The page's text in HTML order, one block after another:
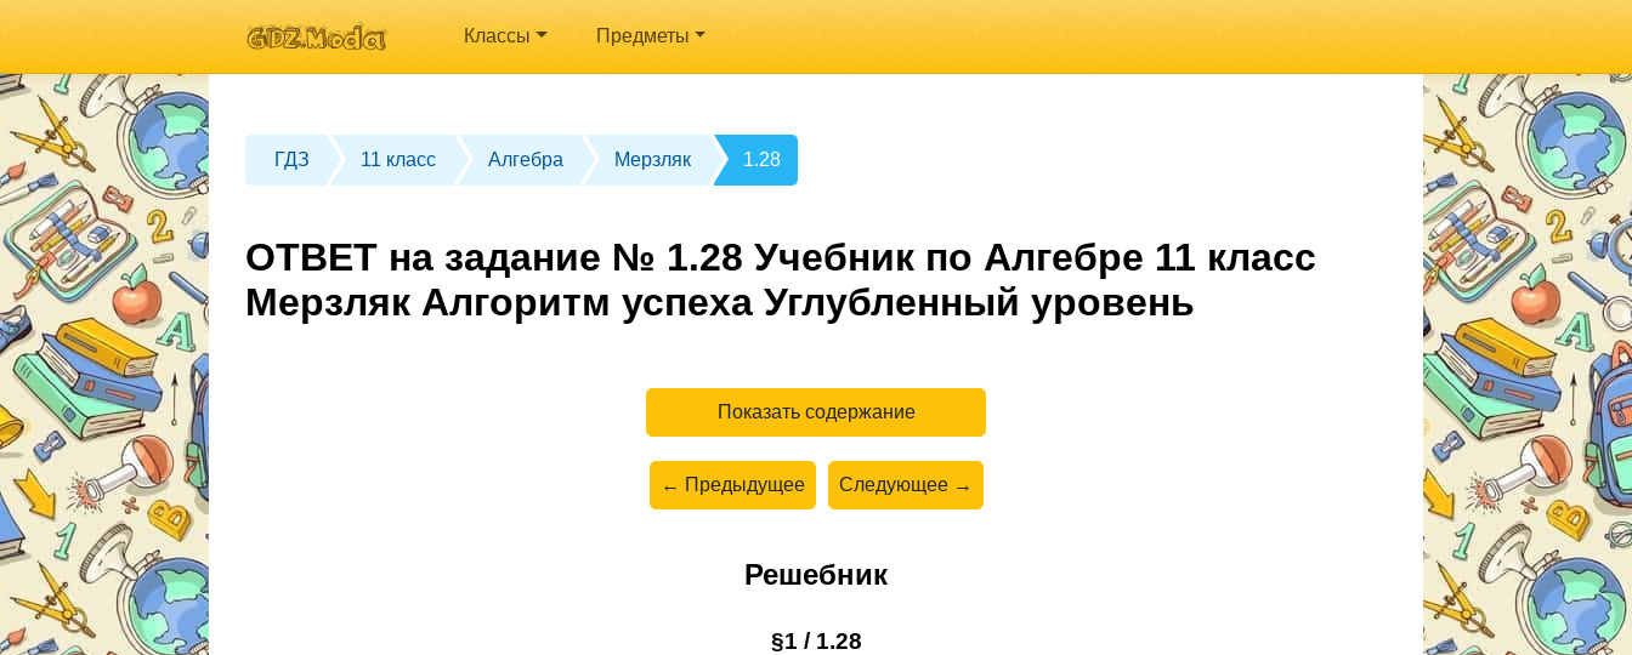
Классы Предметы
ГДЗ 11 класс Алгебра Мерзляк 1.28
ОТВЕТ на задание № 1.28 Учебник по Алгебре 11 класс
Мерзляк Алгоритм успеха Углубленный уровень
Показать содержание
← Предыдущее Следующее →
Решебник
§1 / 1.28